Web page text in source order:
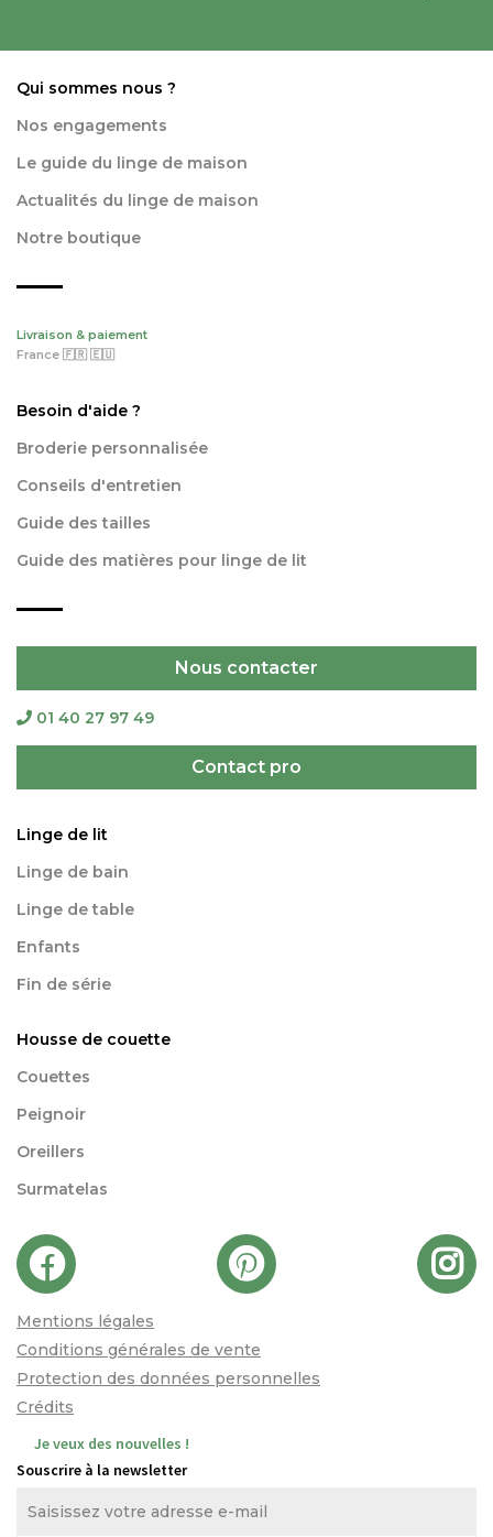
Qui sommes nous ?
Nos engagements
Le guide du linge de maison
Actualités du linge de maison
Notre boutique
Livraison & paiement
France 🇫🇷 🇪🇺
Besoin d'aide ?
Broderie personnalisée
Conseils d'entretien
Guide des tailles
Guide des matières pour linge de lit
Nous contacter
01 40 27 97 49
Contact pro
Linge de lit
Linge de bain
Linge de table
Enfants
Fin de série
Housse de couette
Couettes
Peignoir
Oreillers
Surmatelas
Mentions légales
Conditions générales de vente
Protection des données personnelles
Crédits
Je veux des nouvelles !
Souscrire à la newsletter